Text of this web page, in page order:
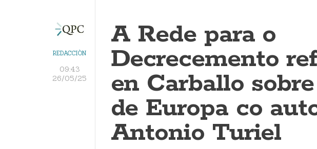
REDACCIÓN
09:43
26/05/25
A Rede para o
Decrecemento
en Carballo
de Europa co
Antonio Turiel